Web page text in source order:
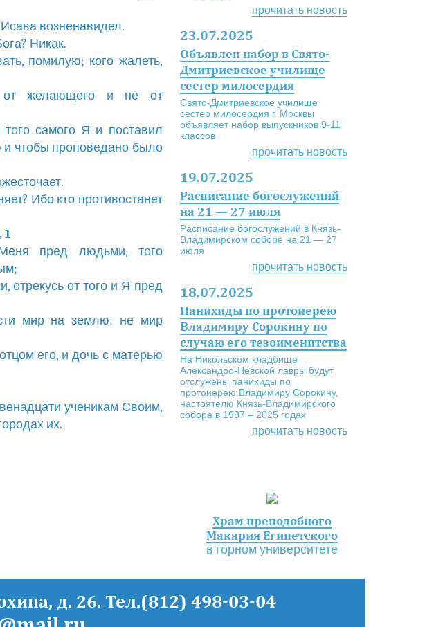
возненавидел.
Никак.
помилую; кого жалеть,
желающего и не от
самого Я и поставил
и чтобы проповедано было
Ибо кто противостанет
1
Меня пред людьми, того
отрекусь от того и Я пред
мир на землю; не мир
его, и дочь с матерью
ученикам Своим,
их.
прочитать новость
23.07.2025
Объявлен набор в Свято-
Дмитриевское училище
сестер милосердия
Свято-Дмитриевское училище
сестер милосердия г. Москвы
объявляет набор выпускников 9-11
классов
прочитать новость
19.07.2025
Расписание богослужений
на 21 — 27 июля
Расписание богослужений в Князь-
Владимирском соборе на 21 — 27
июля
прочитать новость
18.07.2025
Панихиды по протоиерею
Владимиру Сорокину по
случаю его тезоименитства
На Никольском кладбище
Александро-Невской лавры будут
отслужены панихиды по
протоиерею Владимиру Сорокину,
настоятелю Князь-Владимирского
собора в 1997 – 2025 годах
прочитать новость
Храм преподобного
Макария Египетского
в горном университете
д. 26. Тел.(812) 498-03-04